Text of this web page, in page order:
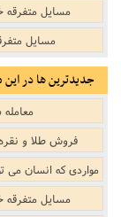
مسایل متفرقه
مسایل
جدیدترین ها در
فروش طلا و
مسایل متفرقه